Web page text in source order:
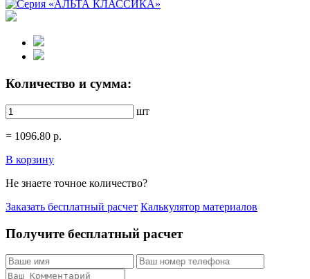
Количество и сумма:
шт
= 1096.80 р.
В корзину
Не знаете точное количество?
Заказать бесплатный расчет Калькулятор материалов
Получите бесплатный расчет